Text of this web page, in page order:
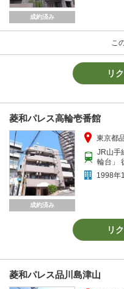
成約済み
こ
リ
菱和パレス高輪壱番館
成約済み
東京都
JR山手
輪台」
1998年
リ
菱和パレス品川島津山